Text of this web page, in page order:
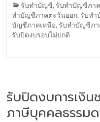
รับทำบัญชี, รับทำบัญชีภา
ทำบัญชีภาคตะวันออก, รับทำ
บัญชีภาคเหนือ, รับทำบัญชีภา
รับปิดงบรอบไม่ปกติ
รับปิดงบการเงิน
ภาษีบุคคลธรรม